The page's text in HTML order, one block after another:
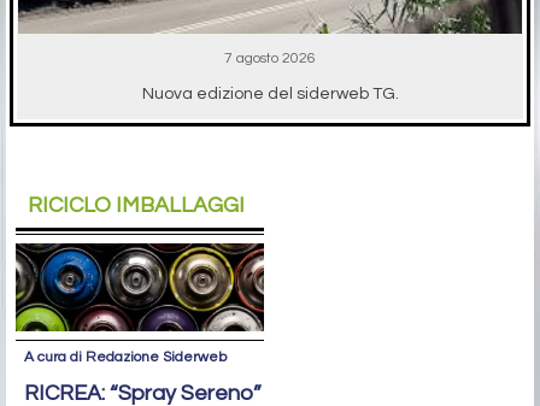
7 agosto 2026
Nuova edizione del siderweb TG.
RICICLO IMBALLAGGI
A cura di Redazione Siderweb
RICREA: “Spray Sereno”